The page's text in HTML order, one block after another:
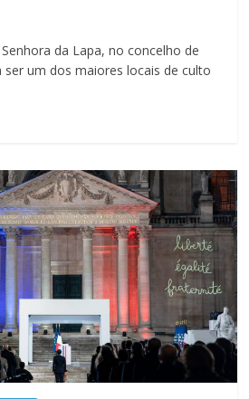
da Lapa, no concelho de
ser um dos maiores locais de culto